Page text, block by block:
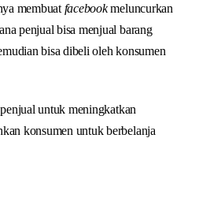
membuat facebookmeluncurkan
penjual bisa menjual barang
bisa dibeli oleh konsumen
untuk meningkatkan
konsumen untuk berbelanja